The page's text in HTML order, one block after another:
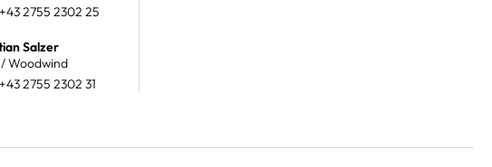
+43 2755 2302 25
Salzer
Woodwind
+43 2755 2302 31